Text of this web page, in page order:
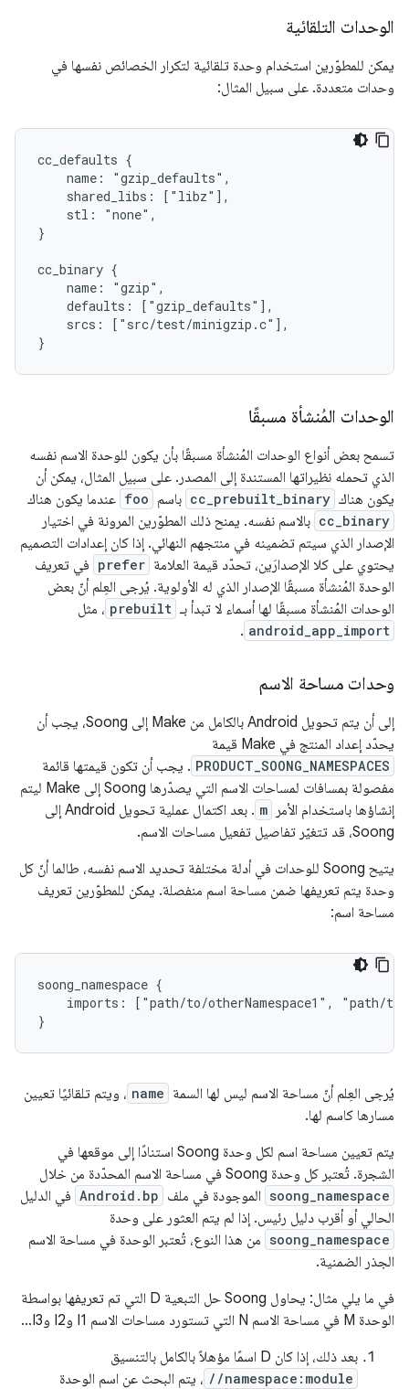
الوحدات التلقائية
يمكن للمطوّرين استخدام وحدة تلقائية لتكرار الخصائص نفسها في
وحدات متعددة. على سبيل المثال:
cc_defaults {
    name: "gzip_defaults",
    shared_libs: ["libz"],
    stl: "none",
}
cc_binary {
    name: "gzip",
    defaults: ["gzip_defaults"],
    srcs: ["src/test/minigzip.c"],
الوحدات المُنشأة مسبقًا
تسمح بعض أنواع الوحدات المُنشأة مسبقًا بأن يكون للوحدة الاسم نفسه
الذي تحمله نظيراتها المستندة إلى المصدر. على سبيل المثال، يمكن أن
يكون هناك cc_prebuilt_binary باسم foo عندما يكون هناك
cc_binary بالاسم نفسه. يمنح ذلك المطوّرين المرونة في اختيار
الإصدار الذي سيتم تضمينه في منتجهم النهائي. إذا كان إعدادات التصميم
يحتوي على كلا الإصدارَين، تحدّد قيمة العلامة prefer في تعريف
الوحدة المُنشأة مسبقًا الإصدار الذي له الأولوية. يُرجى العِلم أنّ بعض
الوحدات المُنشأة مسبقًا لها أسماء لا تبدأ بـ prebuilt ، مثل
android_app_import
.
وحدات مساحة الاسم
إلى أن يتم تحويل Android بالكامل من Make إلى Soong، يجب أن
يحدّد إعداد المنتج في Make قيمة
PRODUCT_SOONG_NAMESPACES . يجب أن تكون قيمتها قائمة
مفصولة بمسافات لمساحات الاسم التي يصدّرها Soong إلى Make ليتم
إنشاؤها باستخدام الأمر
m
. بعد اكتمال عملية تحويل Android إلى
Soong، قد تتغيّر تفاصيل تفعيل مساحات الاسم.
يتيح Soong للوحدات في أدلة مختلفة تحديد الاسم نفسه، طالما أنّ كل
وحدة يتم تعريفها ضمن مساحة اسم منفصلة. يمكن للمطوّرين تعريف
مساحة اسم:
soong_namespace {
imports: ["path/to/otherNamespace1", "path/
يُرجى العِلم أنّ مساحة الاسم ليس لها السمة name ، ويتم تلقائيًا تعيين
مسارها كاسم لها.
يتم تعيين مساحة اسم لكل وحدة Soong استنادًا إلى موقعها في
الشجرة. تُعتبر كل وحدة Soong في مساحة الاسم المحدّدة من خلال
soong_namespace الموجودة في ملف Android.bp في الدليل
الحالي أو أقرب دليل رئيس. إذا لم يتم العثور على وحدة
soong_namespace من هذا النوع، تُعتبر الوحدة في مساحة الاسم
الجذر الضمنية.
في ما يلي مثال: يحاول Soong حل التبعية D التي تم تعريفها بواسطة
الوحدة M في مساحة الاسم N التي تستورد مساحات الاسم I1 وI2 وI3…
بعد ذلك، إذا كان D اسمًا مؤهلاً بالكامل بالتنسيق
//namespace:module ، يتم البحث عن اسم الوحدة